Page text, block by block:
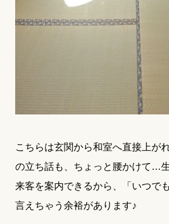
こちらは玄関から和室へ直接上が
の立ち話も、ちょっと腰かけて…
来客を案内できるから、「いつで
言えちゃう余裕があります♪